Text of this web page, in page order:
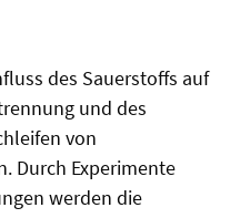
des Sauerstoffs auf
und des
von
Durch Experimente
werden die